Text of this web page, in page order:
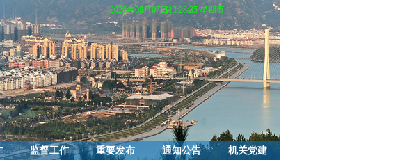
2026年08月07日13:28:36 星期五
监督工作 重要发布 通知公告
机关党建